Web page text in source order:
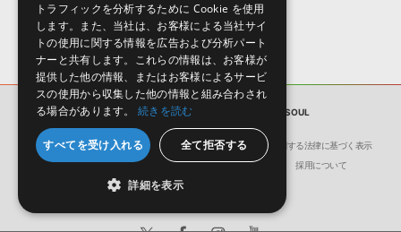
洗練されたグルーヴとウォーム
さを持つネオソウルのコンスト
ラクションキットを収録
Satin - Neo Soul
幅広いファンキーなサウンドに
Funk Soul Horns 3
サンプルパック 1970S FUNK AND SOUL
会社概要 環境保護（CSR）への取り組み
特定商取引に関する法律に基づく表示
サイト動作環境
利用規約 個人情報の保護について 採用について
トラフィックを分析するために Cookie を使用
します。また、当社は、お客様による当社サイ
トの使用に関する情報を広告および分析パート
ナーと共有します。これらの情報は、お客様が
提供した他の情報、またはお客様によるサービ
スの使用から収集した他の情報と組み合わされ
る場合があります。
続きを読む
すべてを受け入れる 全て拒否する
詳細を表示